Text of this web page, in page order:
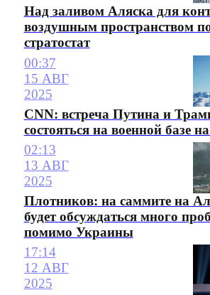
Над заливом Аляска для
воздушным пространством
стратостат
00:37
15 АВГ
2025
CNN: встреча Путина и
состояться на военной базе
02:13
13 АВГ
2025
Плотников: на саммите на
будет обсуждаться много
помимо Украины
17:14
12 АВГ
2025